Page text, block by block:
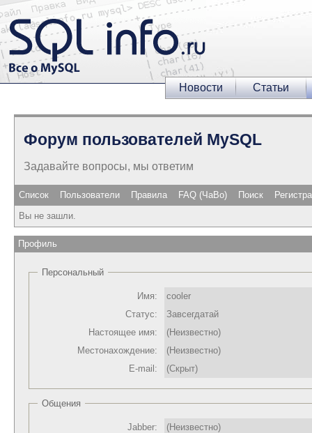
Новости Статьи
Форум пользователей MySQL
Задавайте вопросы, мы ответим
Список Пользователи Правила FAQ (ЧаВо) Поиск
Вы не зашли.
Профиль
Персональный
Имя:
cooler
Статус:
Завсегдатай
Настоящее имя:
(Неизвестно)
Местонахождение:
(Неизвестно)
E-mail:
(Скрыт)
Общения
Jabber:
(Неизвестно)